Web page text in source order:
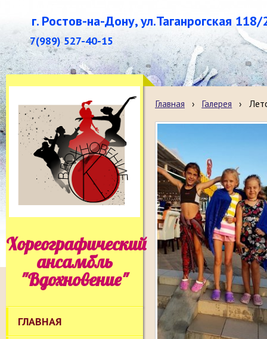
г. Ростов-на-Дону, ул.Таганрогская 118/
7(989) 527-40-15
Хореографический
ансамбль
"Вдохновение"
ГЛАВНАЯ
Главная › Галерея ›